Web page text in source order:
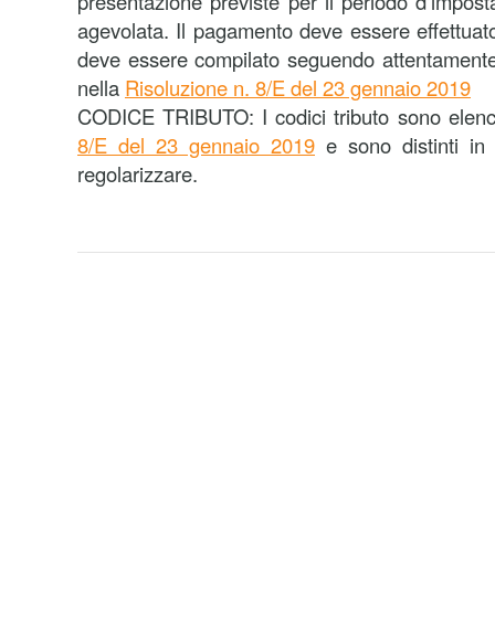
agevolata. Il pagamento deve essere
deve essere compilato seguendo
nella Risoluzione n. 8/E del 23 gennaio 2019
CODICE TRIBUTO: I codici tributo sono
8/E del 23 gennaio 2019 e sono distinti in
regolarizzare.